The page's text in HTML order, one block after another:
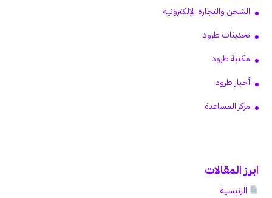
الشحن والتجارة الإلكترونية
تحديثات طرود
مكتبة طرود
أخبار طرود
مركز المساعدة
ابرز المقالات
الرئيسية